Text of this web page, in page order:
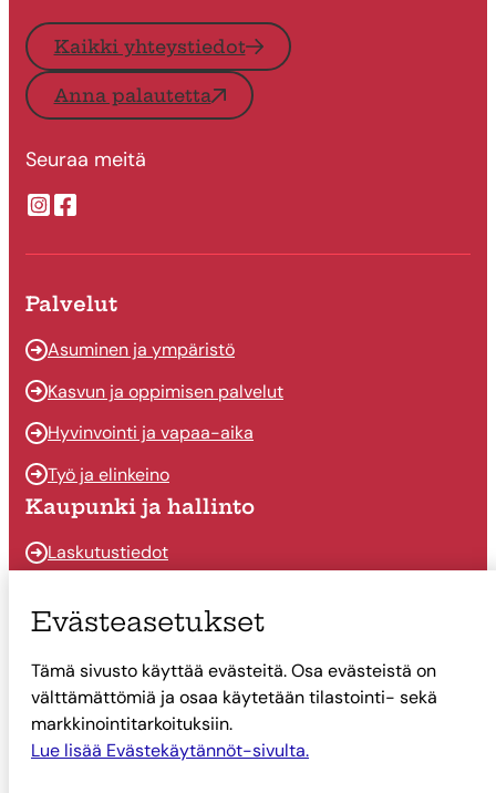
Kaikki yhteystiedot
Anna palautetta
Seuraa meitä
Suonenjoen kaupungin Instragram
Suonenjoen kaupungin Facebook
Palvelut
Asuminen ja ympäristö
Kasvun ja oppimisen palvelut
Hyvinvointi ja vapaa-aika
Työ ja elinkeino
Kaupunki ja hallinto
Laskutustiedot
Päätöksenteko
Talous
Yhteystiedot
Tietoa Suonenjoesta
Evästeasetukset
Tämä sivusto käyttää evästeitä. Osa evästeistä on
välttämättömiä ja osaa käytetään tilastointi- sekä
markkinointitarkoituksiin.
Lue lisää Evästekäytännöt-sivulta.